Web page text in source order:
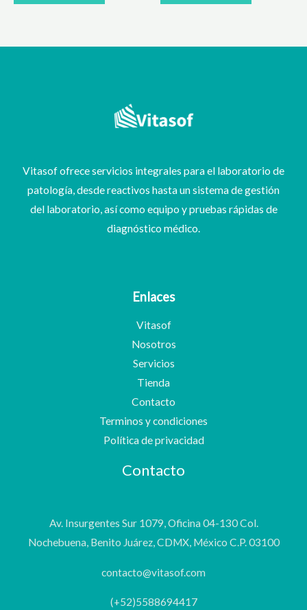
Vitasof ofrece servicios integrales para el laboratorio de
patología, desde reactivos hasta un sistema de gestión
del laboratorio, así como equipo y pruebas rápidas de
diagnóstico médico.
Enlaces
Vitasof
Nosotros
Servicios
Tienda
Contacto
Terminos y condiciones
Política de privacidad
Contacto
Av. Insurgentes Sur 1079, Oficina 04-130 Col.
Nochebuena, Benito Juárez, CDMX, México C.P. 03100
contacto@vitasof.com
(+52)5588694417